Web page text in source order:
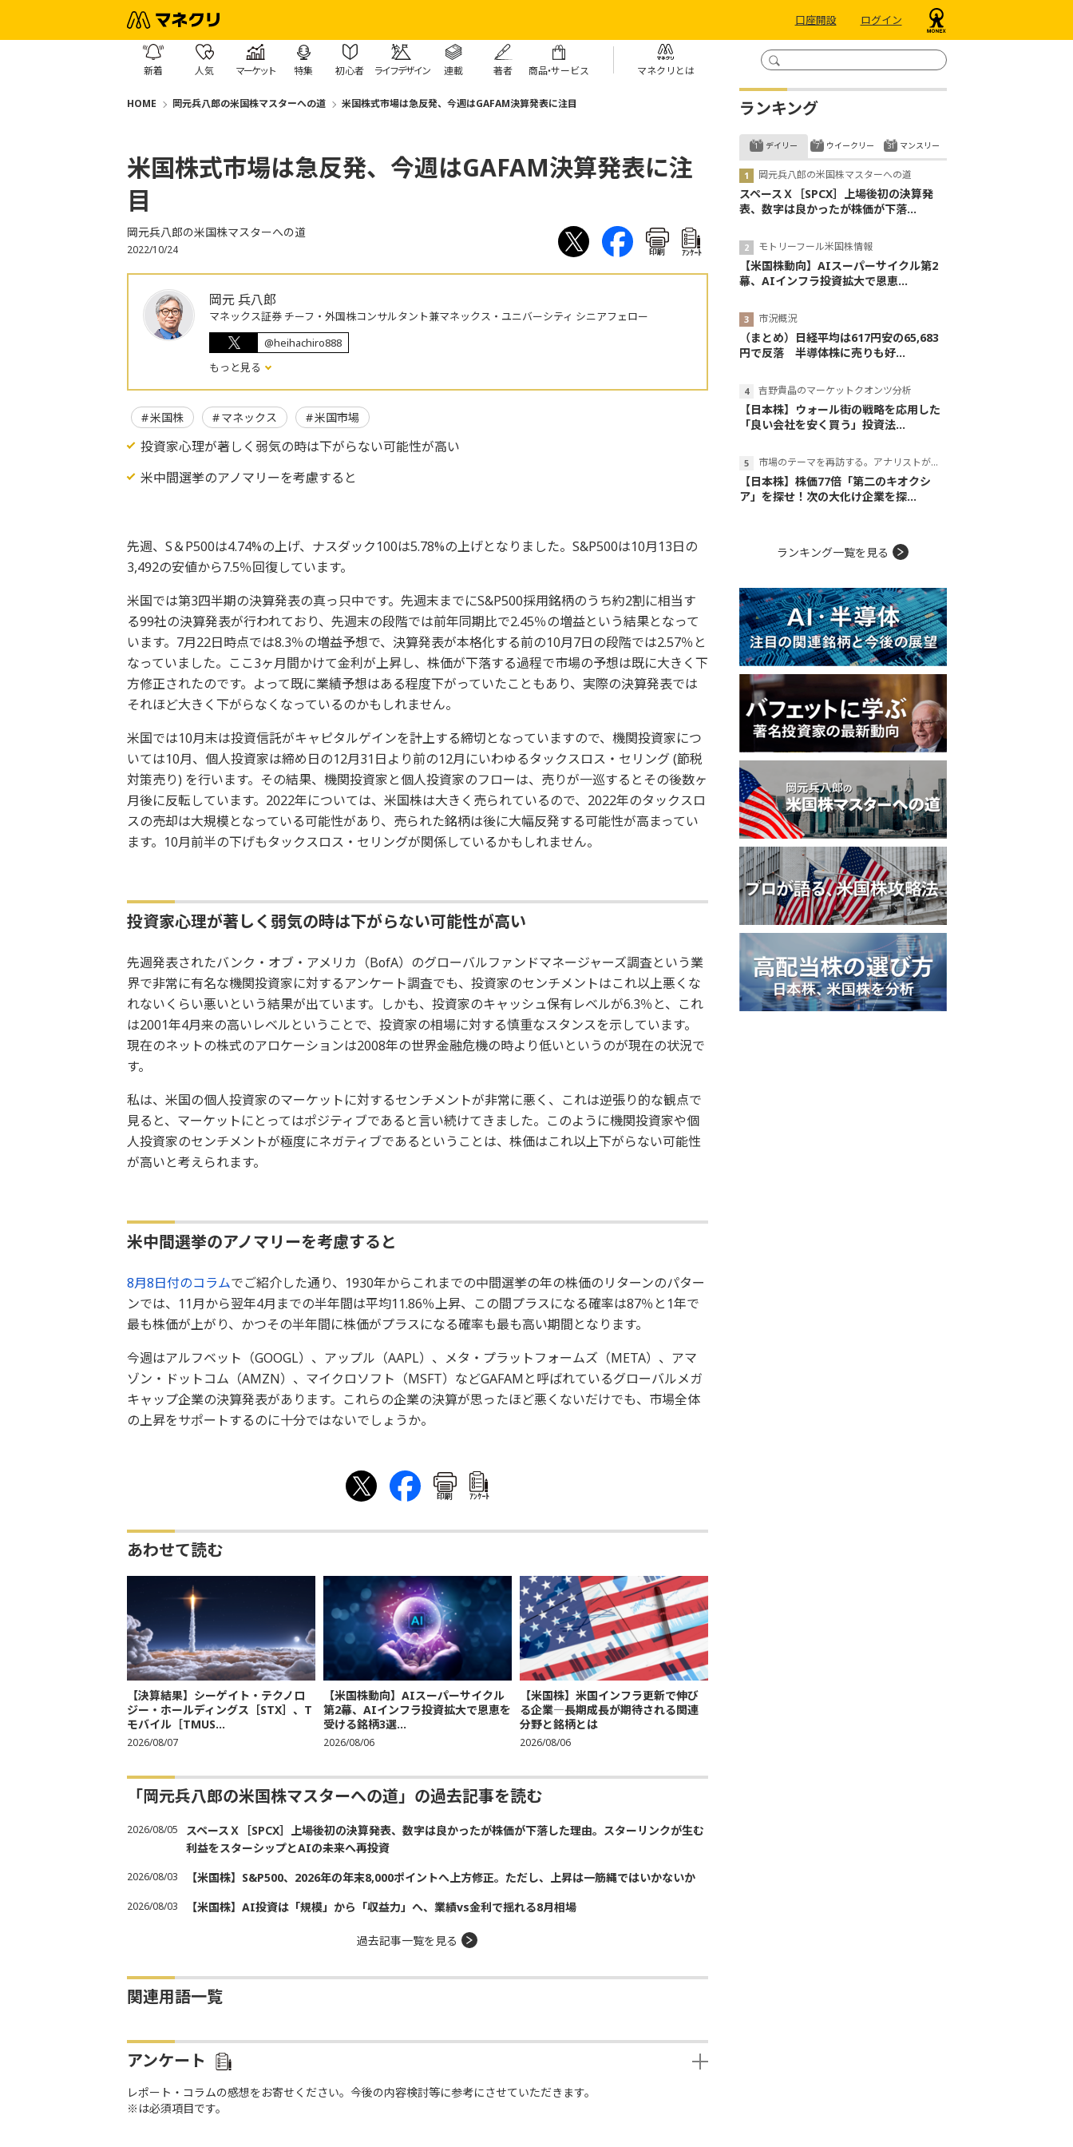
口座開設 ログイン
新着 人気 マーケット 特集 初心者 ライフデザイン 連載 著者 商品・サービス マネクリとは
HOME 岡元兵八郎の米国株マスターへの道 米国株式市場は急反発、今週はGAFAM決算発表に注目
米国株式市場は急反発、今週はGAFAM決算発表に注
目
岡元兵八郎の米国株マスターへの道
2022/10/24 印刷 ｱﾝｹｰﾄ
岡元 兵八郎
マネックス証券 チーフ・外国株コンサルタント兼マネックス・ユニバーシティ シニアフェロー
@heihachiro888
もっと見る
米国株 マネックス 米国市場
投資家心理が著しく弱気の時は下がらない可能性が高い
米中間選挙のアノマリーを考慮すると
先週、S＆P500は4.74%の上げ、ナスダック100は5.78%の上げとなりました。S&P500は10月13日の
3,492の安値から7.5％回復しています。
米国では第3四半期の決算発表の真っ只中です。先週末までにS&P500採用銘柄のうち約2割に相当す
る99社の決算発表が行われており、先週末の段階では前年同期比で2.45％の増益という結果となって
います。7月22日時点では8.3％の増益予想で、決算発表が本格化する前の10月7日の段階では2.57％と
なっていました。ここ3ヶ月間かけて金利が上昇し、株価が下落する過程で市場の予想は既に大きく下
方修正されたのです。よって既に業績予想はある程度下がっていたこともあり、実際の決算発表では
それほど大きく下がらなくなっているのかもしれません。
米国では10月末は投資信託がキャピタルゲインを計上する締切となっていますので、機関投資家につ
いては10月、個人投資家は締め日の12月31日より前の12月にいわゆるタックスロス・セリング (節税
対策売り) を行います。その結果、機関投資家と個人投資家のフローは、売りが一巡するとその後数ヶ
月後に反転しています。2022年については、米国株は大きく売られているので、2022年のタックスロ
スの売却は大規模となっている可能性があり、売られた銘柄は後に大幅反発する可能性が高まってい
ます。10月前半の下げもタックスロス・セリングが関係しているかもしれません。
投資家心理が著しく弱気の時は下がらない可能性が高い
先週発表されたバンク・オブ・アメリカ（BofA）のグローバルファンドマネージャーズ調査という業
界で非常に有名な機関投資家に対するアンケート調査でも、投資家のセンチメントはこれ以上悪くな
れないくらい悪いという結果が出ています。しかも、投資家のキャッシュ保有レベルが6.3％と、これ
は2001年4月来の高いレベルということで、投資家の相場に対する慎重なスタンスを示しています。
現在のネットの株式のアロケーションは2008年の世界金融危機の時より低いというのが現在の状況で
す。
私は、米国の個人投資家のマーケットに対するセンチメントが非常に悪く、これは逆張り的な観点で
見ると、マーケットにとってはポジティブであると言い続けてきました。このように機関投資家や個
人投資家のセンチメントが極度にネガティブであるということは、株価はこれ以上下がらない可能性
が高いと考えられます。
米中間選挙のアノマリーを考慮すると
8月8日付のコラムでご紹介した通り、1930年からこれまでの中間選挙の年の株価のリターンのパター
ンでは、11月から翌年4月までの半年間は平均11.86％上昇、この間プラスになる確率は87％と1年で
最も株価が上がり、かつその半年間に株価がプラスになる確率も最も高い期間となります。
今週はアルフベット（GOOGL）、アップル（AAPL）、メタ・プラットフォームズ（META）、アマ
ゾン・ドットコム（AMZN）、マイクロソフト（MSFT）などGAFAMと呼ばれているグローバルメガ
キャップ企業の決算発表があります。これらの企業の決算が思ったほど悪くないだけでも、市場全体
の上昇をサポートするのに十分ではないでしょうか。
印刷 ｱﾝｹｰﾄ
あわせて読む
【決算結果】シーゲイト・テクノロ
ジー・ホールディングス［STX］、T
モバイル［TMUS...
2026/08/07
【米国株動向】AIスーパーサイクル
第2幕、AIインフラ投資拡大で恩恵を
受ける銘柄3選...
2026/08/06
【米国株】米国インフラ更新で伸び
る企業―長期成長が期待される関連
分野と銘柄とは
2026/08/06
「岡元兵八郎の米国株マスターへの道」の過去記事を読む
2026/08/05
スペースＸ［SPCX］上場後初の決算発表、数字は良かったが株価が下落した理由。スターリンクが生む
利益をスターシップとAIの未来へ再投資
2026/08/03 【米国株】S&P500、2026年の年末8,000ポイントへ上方修正。ただし、上昇は一筋縄ではいかないか
2026/08/03 【米国株】AI投資は「規模」から「収益力」へ、業績vs金利で揺れる8月相場
過去記事一覧を見る
関連用語一覧
アンケート
レポート・コラムの感想をお寄せください。今後の内容検討等に参考にさせていただきます。
※は必須項目です。
ランキング
デイリー
岡元兵八郎の米国株マスターへの道
スペースＸ［SPCX］上場後初の決算発
表、数字は良かったが株価が下落...
モトリーフール米国株情報
【米国株動向】AIスーパーサイクル第2
幕、AIインフラ投資拡大で恩恵...
市況概況
（まとめ）日経平均は617円安の65,683
円で反落 半導体株に売りも好...
吉野貴晶のマーケットクオンツ分析
【日本株】ウォール街の戦略を応用した
「良い会社を安く買う」投資法...
市場のテーマを再訪する。アナリストが読み解くテーマの本質
【日本株】株価77倍「第二のキオクシ
ア」を探せ！次の大化け企業を探...
ウイークリー マンスリー
ランキング一覧を見る